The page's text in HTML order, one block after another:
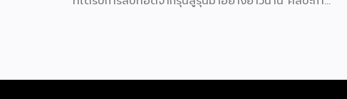
ทางวัฒนธรรมอันรุ่มรวย และตอกย้ำจิตวิญญาณอัน